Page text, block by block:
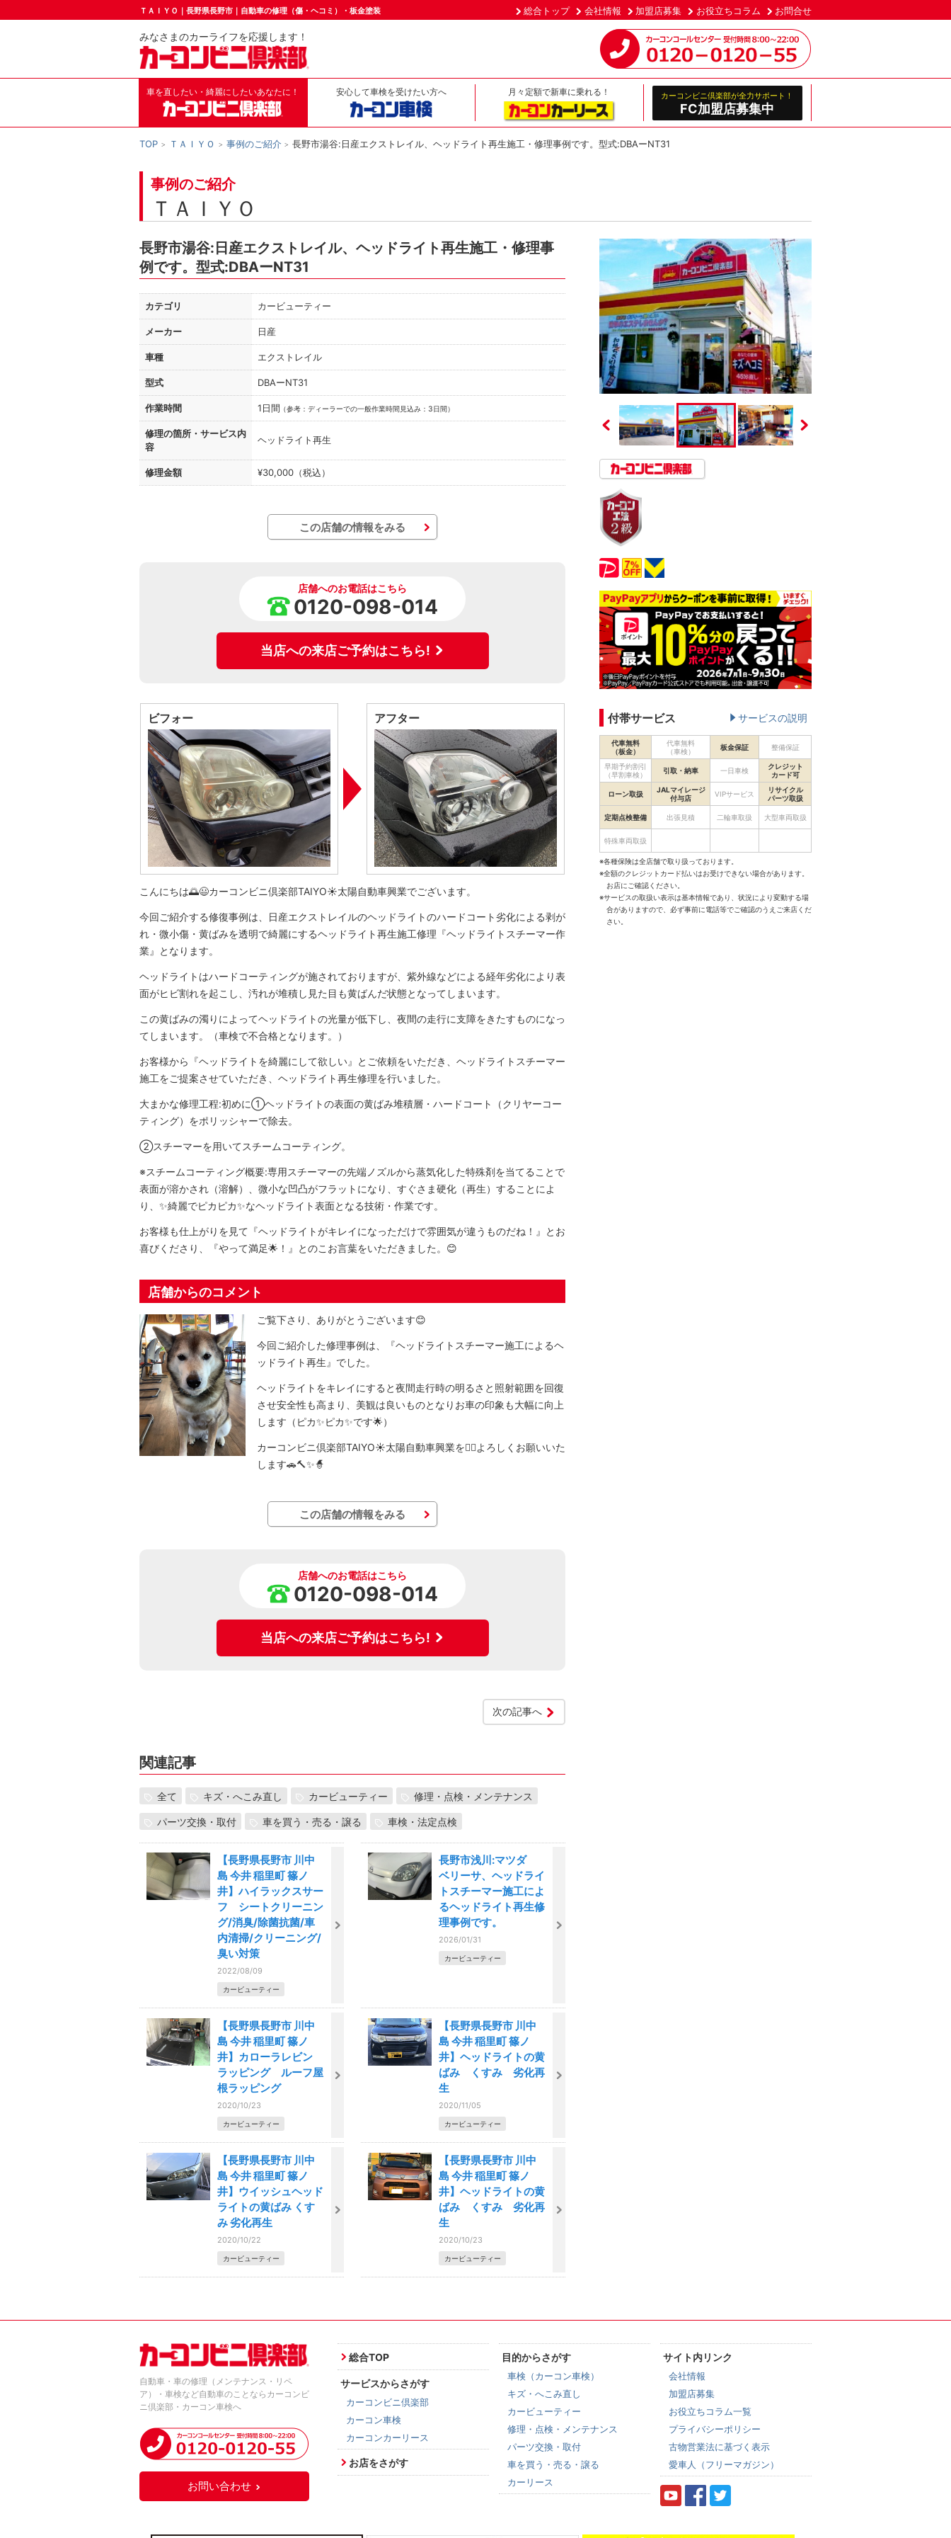
ＴＡＩＹＯ｜長野県長野市｜自動車の修理（傷・ヘコミ）・板金塗装 総合トップ 会社情報 加盟店募集 お役立ちコラム お問合せ
みなさまのカーライフを応援します！
車を直したい・綺麗にしたいあなたに！ 安心して車検を受けたい方へ 月々定額で新車に乗れる！ カーコンビニ倶楽部が全力サポート！
FC加盟店募集中
TOP ＴＡＩＹＯ 事例のご紹介 長野市湯谷:日産エクストレイル、ヘッドライト再生施工・修理事例です。型式:DBAーNT31
事例のご紹介
ＴＡＩＹＯ
長野市湯谷:日産エクストレイル、ヘッドライト再生施工・修理事
例です。型式:DBAーNT31
カテゴリ カービューティー
メーカー 日産
車種 エクストレイル
型式 DBAーNT31
作業時間 1日間 （参考：ディーラーでの一般作業時間見込み：3日間）
修理の箇所・ サービス内
容
ヘッドライト再生
修理金額 ¥30,000（税込）
この店舗の情報をみる
店舗へのお電話はこちら
0120-098-014
当店への来店ご予約はこちら!
ビフォー アフター
こんにちは🌅😃カーコンビニ倶楽部TAIYO☀️太陽自動車興業でございます。
今回ご紹介する修復事例は、日産エクストレイルのヘッドライトのハードコート劣化による剥が
れ・微小傷・黄ばみを透明で綺麗にするヘッドライト再生施工修理『ヘッドライトスチーマー作
業』となります。
ヘッドライトはハードコーティングが施されておりますが、紫外線などによる経年劣化により表
面がヒビ割れを起こし、汚れが堆積し見た目も黄ばんだ状態となってしまいます。
この黄ばみの濁りによってヘッドライトの光量が低下し、夜間の走行に支障をきたすものになっ
てしまいます。（車検で不合格となります。）
お客様から『ヘッドライトを綺麗にして欲しい』とご依頼をいただき、ヘッドライトスチーマー
施工をご提案させていただき、ヘッドライト再生修理を行いました。
大まかな修理工程:初めに①ヘッドライトの表面の黄ばみ堆積層・ハードコート（クリヤーコー
ティング）をポリッシャーで除去。
②スチーマーを用いてスチームコーティング。
※スチームコーティング概要:専用スチーマーの先端ノズルから蒸気化した特殊剤を当てることで
表面が溶かされ（溶解）、微小な凹凸がフラットになり、すぐさま硬化（再生）することによ
り、✨綺麗でピカピカ✨なヘッドライト表面となる技術・作業です。
お客様も仕上がりを見て『ヘッドライトがキレイになっただけで雰囲気が違うものだね！』とお
喜びくださり、『やって満足🌟！』とのこお言葉をいただきました。😊
店舗からのコメント
ご覧下さり、ありがとうございます😊
今回ご紹介した修理事例は、『ヘッドライトスチーマー施工によるヘ
ッドライト再生』でした。
ヘッドライトをキレイにすると夜間走行時の明るさと照射範囲を回復
させ安全性も高まり、美観は良いものとなりお車の印象も大幅に向上
します（ピカ✨ピカ✨です🌟）
カーコンビニ倶楽部TAIYO☀️太陽自動車興業を🙇‍♂️よろしくお願いいた
します🚗🔨✨🧙
この店舗の情報をみる
店舗へのお電話はこちら
0120-098-014
当店への来店ご予約はこちら!
次の記事へ
関連記事
全て キズ・へこみ直し カービューティー 修理・点検・メンテナンス
パーツ交換・取付 車を買う・売る・譲る 車検・法定点検
【長野県長野市 川中
島 今井 稲里町 篠ノ
井】ハイラックスサー
フ シートクリーニン
グ/消臭/除菌抗菌/車
内清掃/クリーニング/
臭い対策
2022/08/09
カービューティー
長野市浅川:マツダ
ベリーサ、ヘッドライ
トスチーマー施工によ
るヘッドライト再生修
理事例です。
2026/01/31
カービューティー
【長野県長野市 川中
島 今井 稲里町 篠ノ
井】カローラレビン
ラッピング ルーフ屋
根ラッピング
2020/10/23
カービューティー
【長野県長野市 川中
島 今井 稲里町 篠ノ
井】ヘッドライトの黄
ばみ くすみ 劣化再
生
2020/11/05
カービューティー
【長野県長野市 川中
島 今井 稲里町 篠ノ
井】ウイッシュヘッド
ライトの黄ばみ くす
み 劣化再生
2020/10/22
カービューティー
【長野県長野市 川中
島 今井 稲里町 篠ノ
井】ヘッドライトの黄
ばみ くすみ 劣化再
生
2020/10/23
カービューティー
付帯サービス サービスの説明
代車無料
（板金）
代車無料
（車検）
板金保証 整備保証
早期予約割引
（早割車検）
引取・納車 一日車検
クレジット
カード可
ローン取扱
JALマイレージ
付与店
VIPサービス
リサイクル
パーツ取扱
定期点検整備 出張見積 二輪車取扱 大型車両取扱
特殊車両取扱
※各種保険は全店舗で取り扱っております。
※全額のクレジットカード払いはお受けできない場合があります。
お店にご確認ください。
※サービスの取扱い表示は基本情報であり、状況により変動する場
合がありますので、必ず事前に電話等でご確認のうえご来店くだ
さい。
自動車・車の修理（メンテナンス・リペ
ア）・車検など自動車のことならカーコンビ
ニ倶楽部・カーコン車検へ
お問い合わせ
総合TOP
サービスからさがす
カーコンビニ倶楽部
カーコン車検
カーコンカーリース
お店をさがす
目的からさがす
車検（カーコン車検）
キズ・へこみ直し
カービューティー
修理・点検・メンテナンス
パーツ交換・取付
車を買う・売る・譲る
カーリース
サイト内リンク
会社情報
加盟店募集
お役立ちコラム一覧
プライバシーポリシー
古物営業法に基づく表示
愛車人（フリーマガジン）